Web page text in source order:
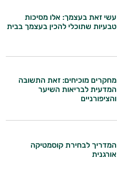
עשי זאת בעצמך: אלו מסיכות
טבעיות שתוכלי להכין בעצמך בבית
מחקרים מוכיחים: זאת התשובה
המדעית לבריאות השיער
והציפורניים
המדריך לבחירת קוסמטיקה
אורגנית